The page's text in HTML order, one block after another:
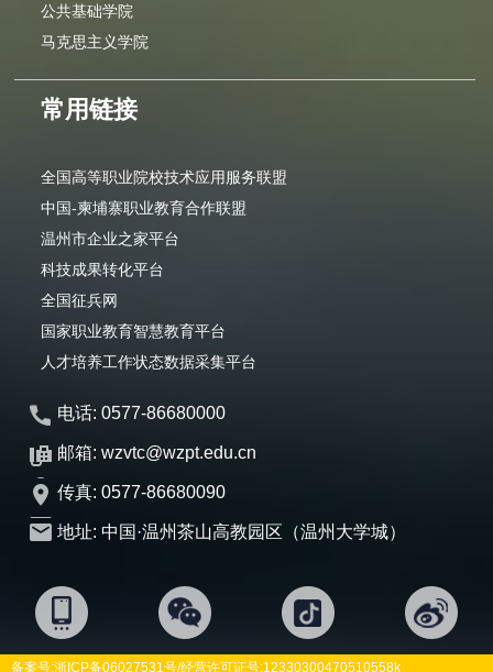
公共基础学院
马克思主义学院
常用链接
全国高等职业院校技术应用服务联盟
中国-柬埔寨职业教育合作联盟
温州市企业之家平台
科技成果转化平台
全国征兵网
国家职业教育智慧教育平台
人才培养工作状态数据采集平台
电话: 0577-86680000
邮箱: wzvtc@wzpt.edu.cn
传真: 0577-86680090
地址: 中国·温州茶山高教园区（温州大学城）
备案号:浙ICP备06027531号/经营许可证号:12330300470510558k